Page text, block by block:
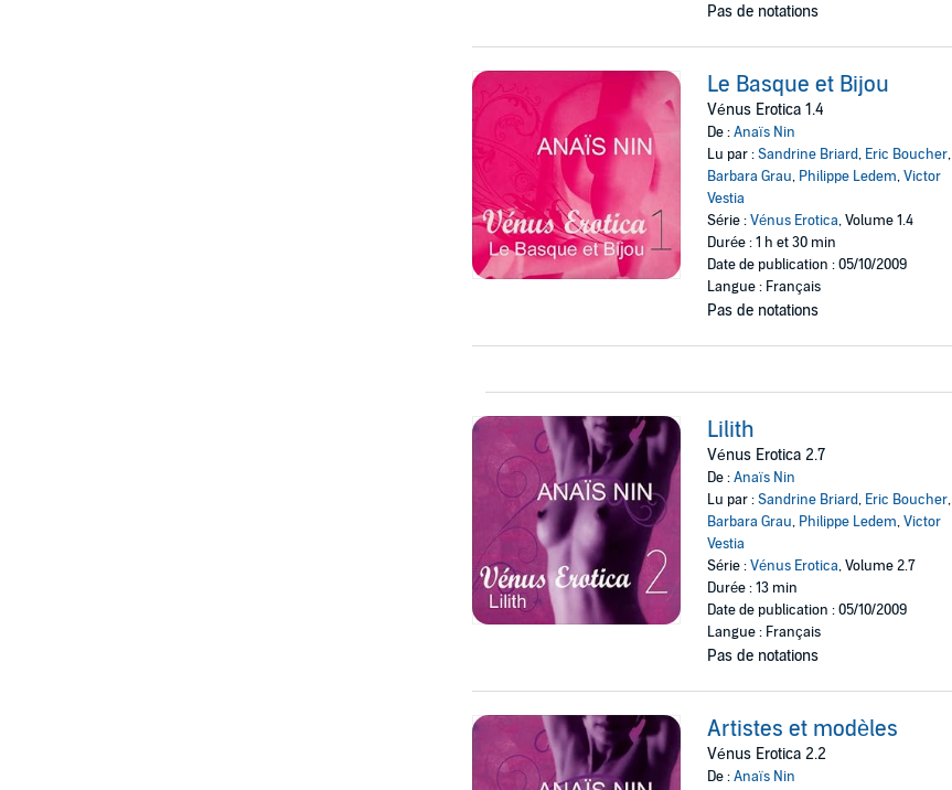
Pas de notations
Le Basque et Bijou
Vénus Erotica 1.4
De :Anaïs Nin
Lu par :Sandrine Briard, Eric Boucher,
Barbara Grau, Philippe Ledem,Victor
Vestia
Série :Vénus Erotica, Volume 1.4
Durée : 1 h et 30 min
Date de publication : 05/10/2009
Langue : Français
Pas de notations
Lilith
Vénus Erotica 2.7
De :Anaïs Nin
Lu par :Sandrine Briard, Eric Boucher,
Barbara Grau, Philippe Ledem,Victor
Vestia
Série :Vénus Erotica, Volume 2.7
Durée : 13 min
Date de publication : 05/10/2009
Langue : Français
Pas de notations
Artistes et modèles
Vénus Erotica 2.2
De :Anaïs Nin